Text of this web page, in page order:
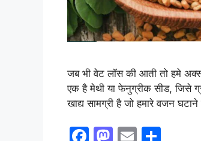
जब भी वेट लॉस की आती तो हमे
एक है मेथी या फेनुग्रीक सीड, जिसे
खाद्य सामग्री है जो हमारे वजन
F
M E